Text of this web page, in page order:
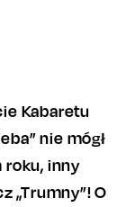
Kabaretu
nie mógł
roku, inny
„Trumny”! O